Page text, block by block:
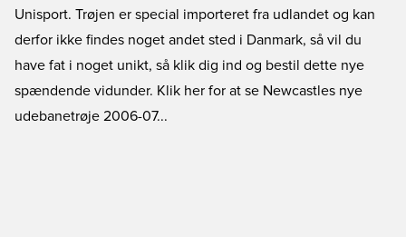
Unisport. Trøjen er special importeret fra udlandet og kan
derfor ikke findes noget andet sted i Danmark, så vil du
have fat i noget unikt, så klik dig ind og bestil dette nye
spændende vidunder. Klik her for at se Newcastles nye
udebanetrøje 2006-07...